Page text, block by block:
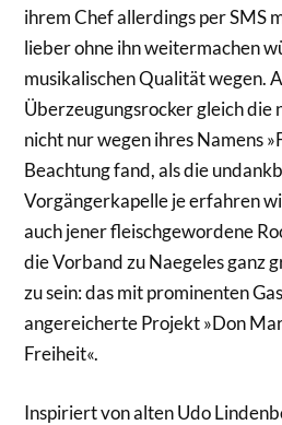
ihrem Chef allerdings per SMS
lieber ohne ihn weitermachen
musikalischen Qualität wegen.
Überzeugungsrocker gleich die
nicht nur wegen ihres Namens
Beachtung fand, als die
Vorgängerkapelle je erfahren
auch jener fleischgewordene
die Vorband zu Naegeles ganz
zu sein: das mit prominenten
angereicherte Projekt »Don
Freiheit«.
Inspiriert von alten Udo